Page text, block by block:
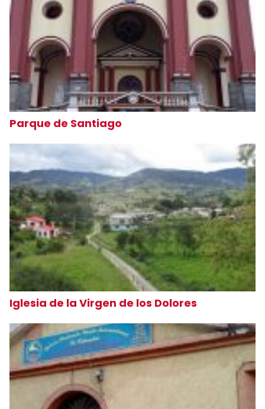
Parque de Santiago
Iglesia de la Virgen de los Dolores